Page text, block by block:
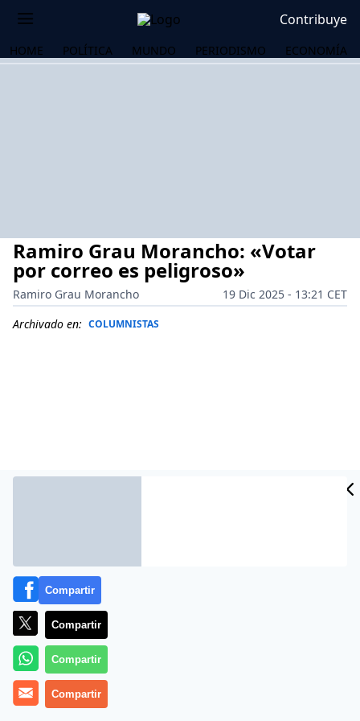
Contribuye
HOME POLÍTICA MUNDO PERIODISMO ECONOMÍA
Ramiro Grau Morancho: «Votar
por correo es peligroso»
Ramiro Grau Morancho
19 Dic 2025 - 13:21 CET
Archivado en: COLUMNISTAS
Más información
Compartir
Compartir
Compartir
Compartir